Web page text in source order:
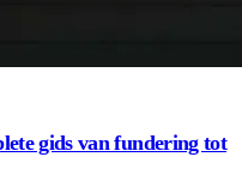
gids van fundering tot